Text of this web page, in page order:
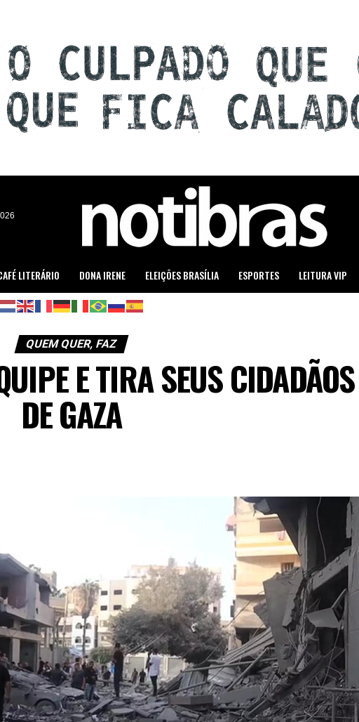
LITERÁRIO DONA IRENE ELEIÇÕES BRASÍLIA ESPORTES LEITURA VIP
QUEM QUER, FAZ
E TIRA SEUS CIDADÃOS
DE GAZA